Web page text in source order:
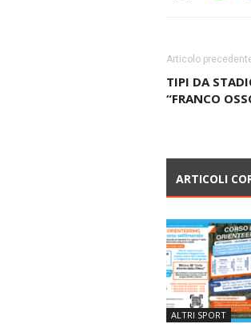
Articolo
TIPI DA
“FRANCO
ARTICOLI
ALTRI SPORT